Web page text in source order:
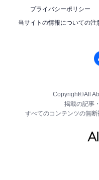
プライバシーポリシー
当サイトの情報についての注
Copyright©All
掲載の記事
すべてのコンテンツの無断